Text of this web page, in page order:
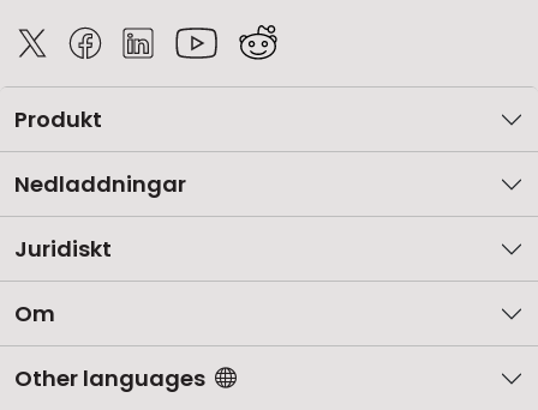
Produkt
Nedladdningar
Juridiskt
Om
Other languages